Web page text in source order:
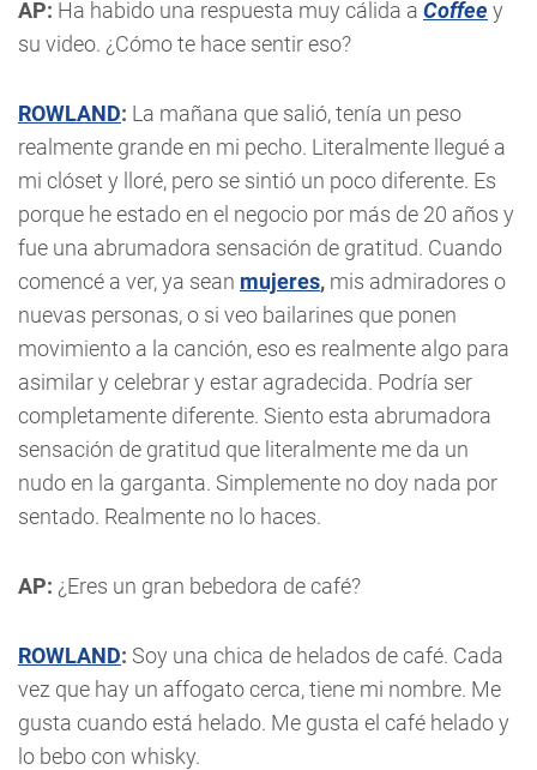
AP: Ha habido una respuesta muy cálida a Coffee y
su video. ¿Cómo te hace sentir eso?
ROWLAND: La mañana que salió, tenía un peso
realmente grande en mi pecho. Literalmente llegué a
mi clóset y lloré, pero se sintió un poco diferente. Es
porque he estado en el negocio por más de 20 años y
fue una abrumadora sensación de gratitud. Cuando
comencé a ver, ya sean mujeres, mis admiradores o
nuevas personas, o si veo bailarines que ponen
movimiento a la canción, eso es realmente algo para
asimilar y celebrar y estar agradecida. Podría ser
completamente diferente. Siento esta abrumadora
sensación de gratitud que literalmente me da un
nudo en la garganta. Simplemente no doy nada por
sentado. Realmente no lo haces.
AP: ¿Eres un gran bebedora de café?
ROWLAND: Soy una chica de helados de café. Cada
vez que hay un affogato cerca, tiene mi nombre. Me
gusta cuando está helado. Me gusta el café helado y
lo bebo con whisky.